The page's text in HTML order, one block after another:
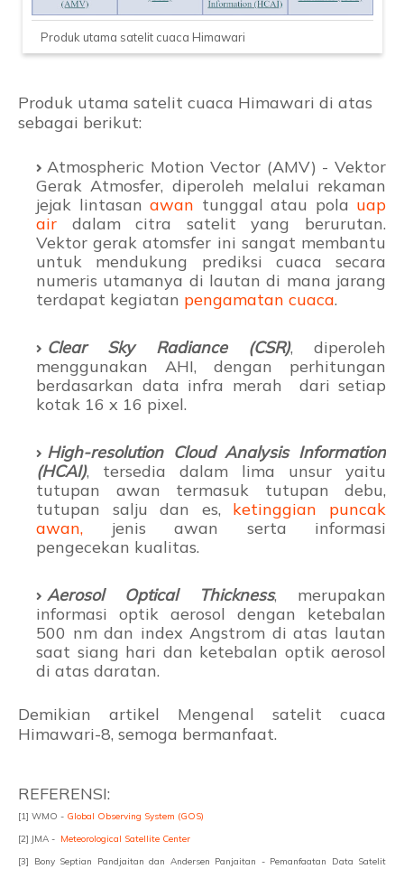
Produk utama satelit cuaca Himawari
Produk utama satelit cuaca Himawari di atas
sebagai berikut:
Atmospheric Motion Vector (AMV) - Vektor
Gerak Atmosfer, diperoleh melalui rekaman
jejak lintasan awan tunggal atau pola uap
air dalam citra satelit yang berurutan.
Vektor gerak atomsfer ini sangat membantu
untuk mendukung prediksi cuaca secara
numeris utamanya di lautan di mana jarang
terdapat kegiatan pengamatan cuaca.
Clear Sky Radiance (CSR), diperoleh
menggunakan AHI, dengan perhitungan
berdasarkan data infra merah dari setiap
kotak 16 x 16 pixel.
High-resolution Cloud Analysis Information
(HCAI), tersedia dalam lima unsur yaitu
tutupan awan termasuk tutupan debu,
tutupan salju dan es, ketinggian puncak
awan, jenis awan serta informasi
pengecekan kualitas.
Aerosol Optical Thickness, merupakan
informasi optik aerosol dengan ketebalan
500 nm dan index Angstrom di atas lautan
saat siang hari dan ketebalan optik aerosol
di atas daratan.
Demikian artikel Mengenal satelit cuaca
Himawari-8, semoga bermanfaat.
REFERENSI:
[1] WMO - Global Observing System (GOS)
[2] JMA - Meteorological Satellite Center
[3] Bony Septian Pandjaitan dan Andersen Panjaitan - Pemanfaatan Data Satelit